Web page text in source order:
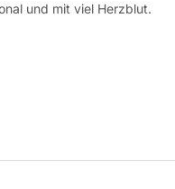
und mit viel Herzblut.